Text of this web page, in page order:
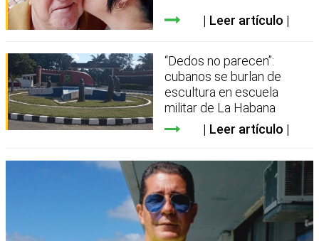
Leer artículo
“Dedos no parecen”:
cubanos se burlan de
escultura en escuela
militar de La Habana
Leer artículo